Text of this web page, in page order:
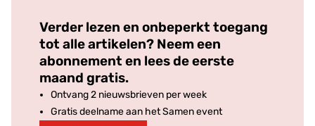
Verder lezen en onbeperkt toegang
tot alle artikelen? Neem een
abonnement en lees de eerste
maand gratis.
Ontvang 2 nieuwsbrieven per week
Gratis deelname aan het Samen event